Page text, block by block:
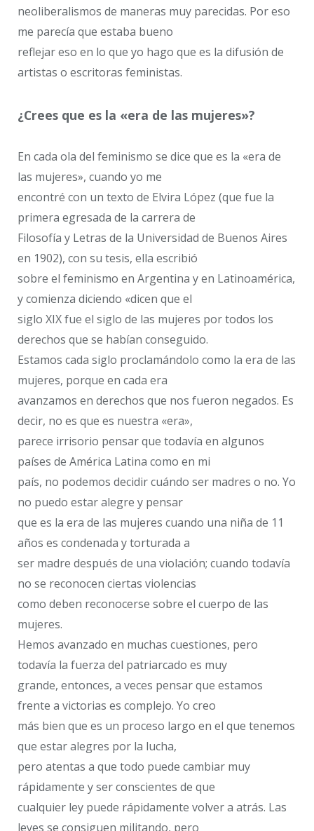
neoliberalismos de maneras muy parecidas. Por eso
me parecía que estaba bueno
reflejar eso en lo que yo hago que es la difusión de
artistas o escritoras feministas.
¿Crees que es la «era de las mujeres»?
En cada ola del feminismo se dice que es la «era de
las mujeres», cuando yo me
encontré con un texto de Elvira López (que fue la
primera egresada de la carrera de
Filosofía y Letras de la Universidad de Buenos Aires
en 1902), con su tesis, ella escribió
sobre el feminismo en Argentina y en Latinoamérica,
y comienza diciendo «dicen que el
siglo XIX fue el siglo de las mujeres por todos los
derechos que se habían conseguido.
Estamos cada siglo proclamándolo como la ​era de las
mujeres, ​porque en cada era
avanzamos en derechos que nos fueron negados. Es
decir, no es que es nuestra «era»,
parece irrisorio pensar que todavía en algunos
países de América Latina como en mi
país, no podemos decidir cuándo ser madres o no. Yo
no puedo estar alegre y pensar
que es la era de las mujeres cuando una niña de 11
años es condenada y torturada a
ser madre después de una violación; cuando todavía
no se reconocen ciertas violencias
como deben reconocerse sobre el cuerpo de las
mujeres.
Hemos avanzado en muchas cuestiones, pero
todavía la fuerza del patriarcado es muy
grande, entonces, a veces pensar que estamos
frente a victorias es complejo. Yo creo
más bien que es un proceso largo en el que tenemos
que estar alegres por la lucha,
pero atentas a que todo puede cambiar muy
rápidamente y ser conscientes de que
cualquier ley puede rápidamente volver a atrás. Las
leyes se consiguen militando, pero